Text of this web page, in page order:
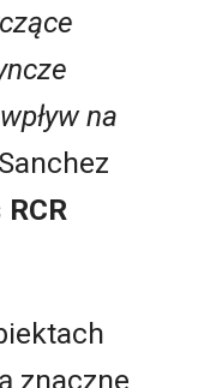
na
RCR
znaczne